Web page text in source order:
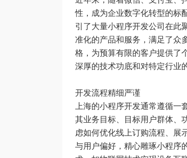
性，成为企业数字化转型的标
引了大量小程序开发公司在此
准化的产品和服务，满足了众
格，为预算有限的客户提供了
深厚的技术功底和对特定行业
开发流程精细严谨
上海的小程序开发通常遵循
其业务目标、目标用户群体、
虑如何优化线上订购流程、展
与用户偏好，精心雕琢小程序